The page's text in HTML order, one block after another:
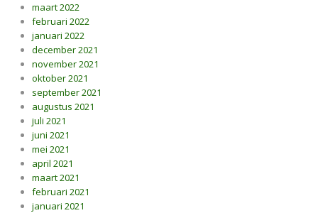
maart 2022
februari 2022
januari 2022
december 2021
november 2021
oktober 2021
september 2021
augustus 2021
juli 2021
juni 2021
mei 2021
april 2021
maart 2021
februari 2021
januari 2021